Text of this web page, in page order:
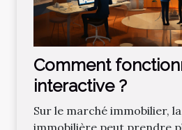
Comment
interactive ?
Sur le marché immobilier,